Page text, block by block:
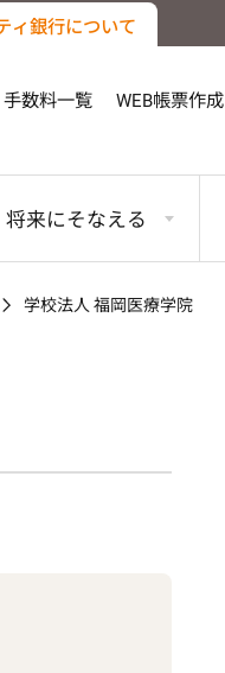
ィ銀行について
手数料一覧 WEB帳票作成
将来にそなえる
学校法人 福岡医療学院